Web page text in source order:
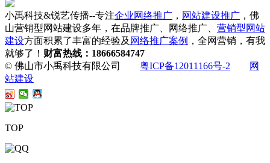
小禹科技&锐艺传播--专注企业网络推广 ， 网站建设推广 ，佛
山营销型网站建设多年，在品牌推广、网络推广、 营销型网站
建设方面积累了丰富的经验及 网络推广案例 ，全网营销，有我
就够了！ 财富热线：18666584747
© 佛山市小禹科技有限公司 粤ICP备12011166号-2
网
站建设
TOP